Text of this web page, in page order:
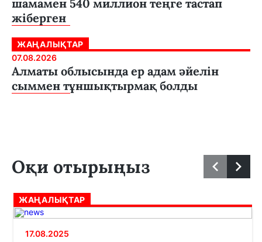
шамамен 540 миллион теңге тастап
жіберген
ЖАҢАЛЫҚТАР
07.08.2026
Алматы облысында ер адам әйелін
сыммен тұншықтырмақ болды
Оқи отырыңыз
ЖАҢАЛЫҚТАР
17.08.2025